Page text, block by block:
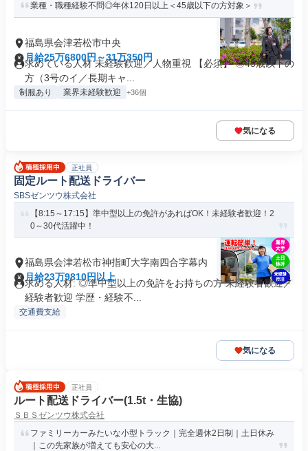
業種・職種経験不問◎年休120日以上＜45歳以下の方対象＞
福島県会津若松市中央
月給25万6800円～31万350円
求めている人材 未経験歓迎／人物重視 【必須】 ◎45歳以下の
方（3号のイ／長期キャ...
制服あり 業界未経験歓迎 +36個
気になる
正社員
固定ルート配送ドライバー
SBSゼンツウ株式会社
【8:15～17:15】準中型以上の免許があればOK！未経験者歓迎！2
0～30代活躍中！
福島県会津若松市神指町大字南四合字幕内
月給23万9810円以上
求める人材: ◎準中型以上の免許をお持ちの方 未経験者歓迎／
経験者歓迎 学歴・経験不...
交通費支給
気になる
正社員
ルート配送ドライバー(1.5t・生協)
ＳＢＳゼンツウ株式会社
ファミリーカーみたいな小型トラック｜完全週休2日制｜土日休み
｜この先家族が増えても安心の大...